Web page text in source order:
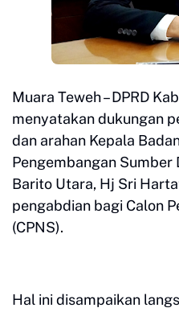
Muara Teweh – DPRD
menyatakan dukungan
dan arahan Kepala
Pengembangan Sumber
Barito Utara, Hj Sri
pengabdian bagi Calon
(CPNS).
Hal ini disampaikan